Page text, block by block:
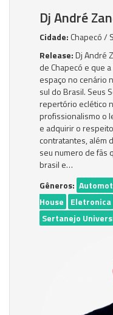
Dj André
Cidade: Chapecó /
Release:Dj André
de Chapecó e que
espaço no cenário
sul do Brasil. Seus
repertório eclético
profissionalismo o
e adquirir o
contratantes, além
seu numero de fãs
brasil e…
Gêneros:
House
Eletronica
Sertanejo